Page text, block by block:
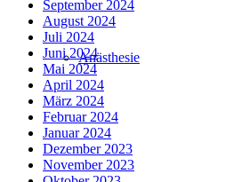
Anästhesie
September 2024
August 2024
Juli 2024
Juni 2024
Mai 2024
April 2024
März 2024
Februar 2024
Januar 2024
Dezember 2023
November 2023